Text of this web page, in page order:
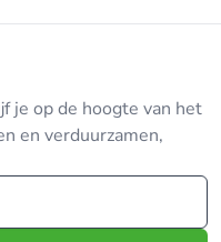
je op de hoogte van het
en verduurzamen,